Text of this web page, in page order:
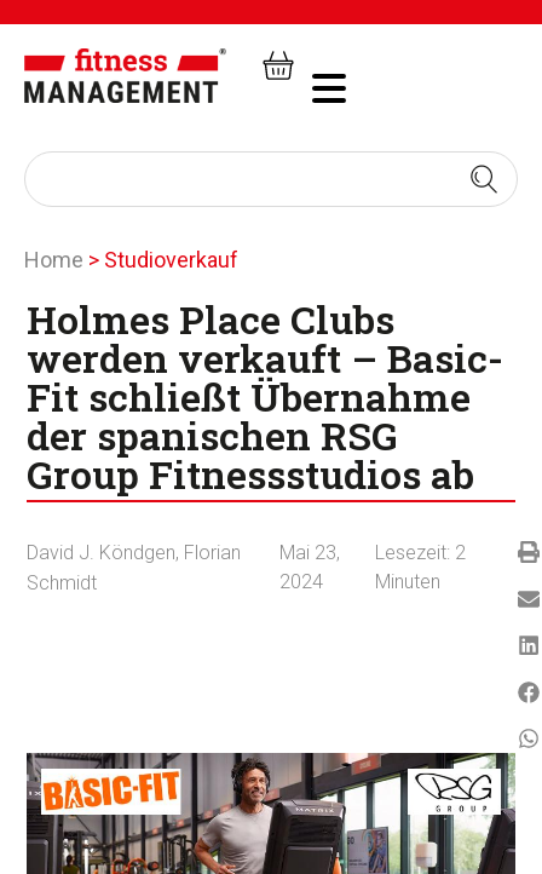
Home > Studioverkauf
Holmes Place Clubs
werden verkauft – Basic-
Fit schließt Übernahme
der spanischen RSG
Group Fitnessstudios ab
David J. Köndgen, Florian
Schmidt
Mai 23,
2024
Lesezeit: 2
Minuten